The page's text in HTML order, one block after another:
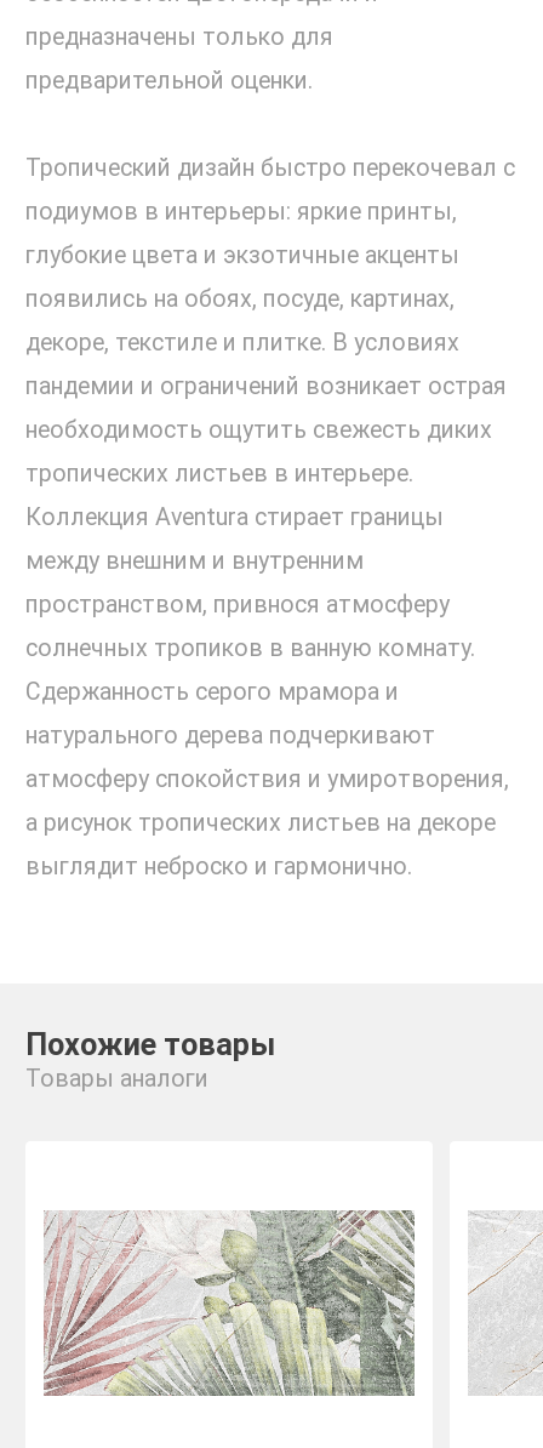
предназначены только для
предварительной оценки.
Тропический дизайн быстро перекочевал с
подиумов в интерьеры: яркие принты,
глубокие цвета и экзотичные акценты
появились на обоях, посуде, картинах,
декоре, текстиле и плитке. В условиях
пандемии и ограничений возникает острая
необходимость ощутить свежесть диких
тропических листьев в интерьере.
Коллекция Aventura стирает границы
между внешним и внутренним
пространством, привнося атмосферу
солнечных тропиков в ванную комнату.
Сдержанность серого мрамора и
натурального дерева подчеркивают
атмосферу спокойствия и умиротворения,
а рисунок тропических листьев на декоре
выглядит неброско и гармонично.
Похожие товары
Товары аналоги